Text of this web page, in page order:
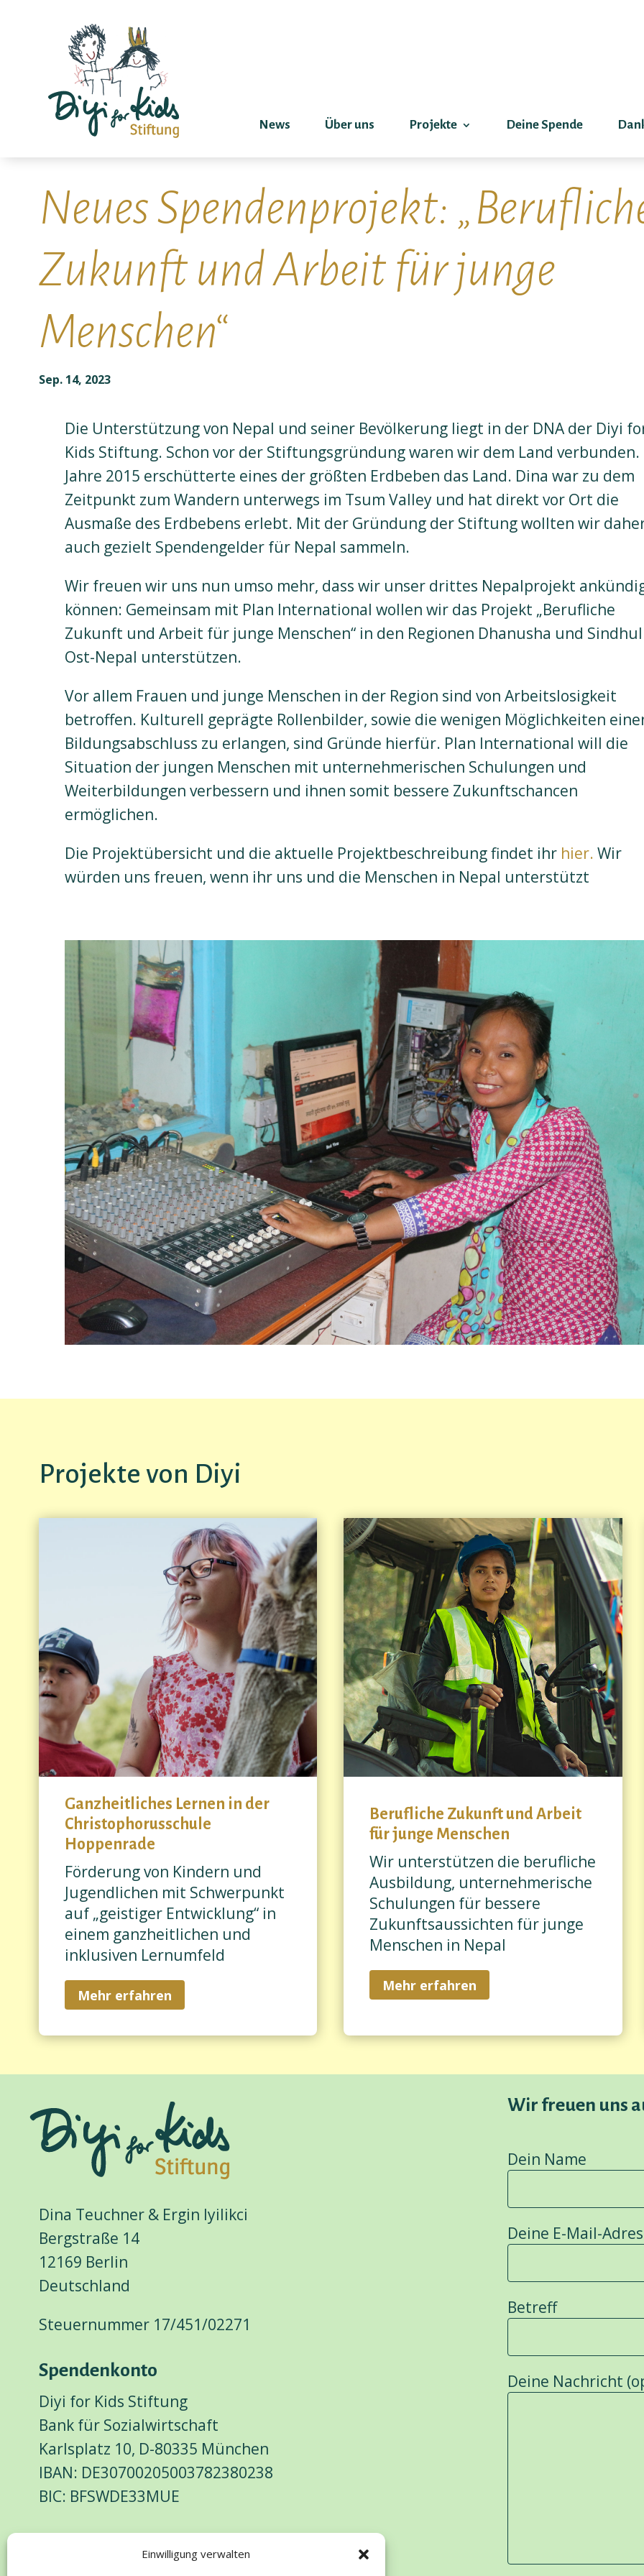
Einwilligung verwalten
News Über uns Projekte Deine Spende
Neues Spendenprojekt:
Zukunft und Arbeit für junge
Menschen“
Sep. 14, 2023
Die Unterstützung von Nepal und seiner Bevölkerung liegt in der DNA der Diyi
Kids Stiftung. Schon vor der Stiftungsgründung waren wir dem Land verbunden.
Jahre 2015 erschütterte eines der größten Erdbeben das Land. Dina war zu dem
Zeitpunkt zum Wandern unterwegs im Tsum Valley und hat direkt vor Ort die
Ausmaße des Erdbebens erlebt. Mit der Gründung der Stiftung wollten wir
auch gezielt Spendengelder für Nepal sammeln.
Wir freuen wir uns nun umso mehr, dass wir unser drittes Nepalprojekt
können: Gemeinsam mit Plan International wollen wir das Projekt „Berufliche
Zukunft und Arbeit für junge Menschen“ in den Regionen Dhanusha und
Ost-Nepal unterstützen.
Vor allem Frauen und junge Menschen in der Region sind von Arbeitslosigkeit
betroffen. Kulturell geprägte Rollenbilder, sowie die wenigen Möglichkeiten
Bildungsabschluss zu erlangen, sind Gründe hierfür. Plan International will die
Situation der jungen Menschen mit unternehmerischen Schulungen und
Weiterbildungen verbessern und ihnen somit bessere Zukunftschancen
ermöglichen.
Die Projektübersicht und die aktuelle Projektbeschreibung findet ihr hier. Wir
würden uns freuen, wenn ihr uns und die Menschen in Nepal unterstützt
Projekte von Diyi
Ganzheitliches Lernen in der
Christophorusschule
Hoppenrade
Förderung von Kindern und
Jugendlichen mit Schwerpunkt
auf „geistiger Entwicklung“ in
einem ganzheitlichen und
inklusiven Lernumfeld
Mehr erfahren
Berufliche Zukunft und Arbeit
für junge Menschen
Wir unterstützen die berufliche
Ausbildung, unternehmerische
Schulungen für bessere
Zukunftsaussichten für junge
Menschen in Nepal
Mehr erfahren
Dina Teuchner & Ergin Iyilikci
Bergstraße 14
12169 Berlin
Deutschland
Steuernummer 17/451/02271
Spendenkonto
Diyi for Kids Stiftung
Bank für Sozialwirtschaft
Karlsplatz 10, D-80335 München
IBAN: DE30700205003782380238
BIC: BFSWDE33MUE
Wir freuen uns
Dein Name
Deine E-Mail-
Betreff
Deine Nachricht